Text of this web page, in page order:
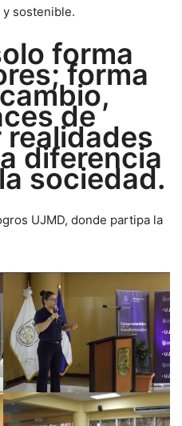
sostenible.
forma
forma
de
diferencia
sociedad.
UJMD, donde partipa la